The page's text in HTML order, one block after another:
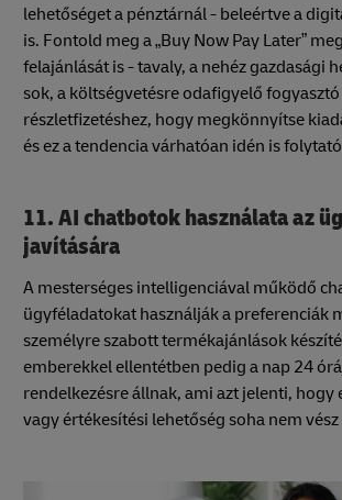
lehetőséget a pénztárnál - beleértve a
is. Fontold meg a „Buy Now Pay Later”
felajánlását is - tavaly, a nehéz gazdasági
sok, a költségvetésre odafigyelő
részletfizetéshez, hogy megkönnyítse
és ez a tendencia várhatóan idén is
11. AI chatbotok használata az
javítására
A mesterséges intelligenciával működő
ügyféladatokat használják a preferenciák
személyre szabott termékajánlások
emberekkel ellentétben pedig a nap 24
rendelkezésre állnak, ami azt jelenti, hogy
vagy értékesítési lehetőség soha nem vész